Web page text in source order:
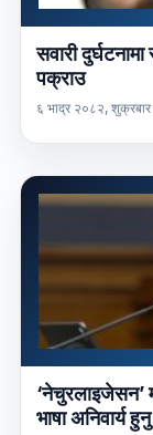
सवारी
पक्राउ
६ भाद्र २०८२,
‘नेचुरलाइजेसन’
भाषा अनिवार्य